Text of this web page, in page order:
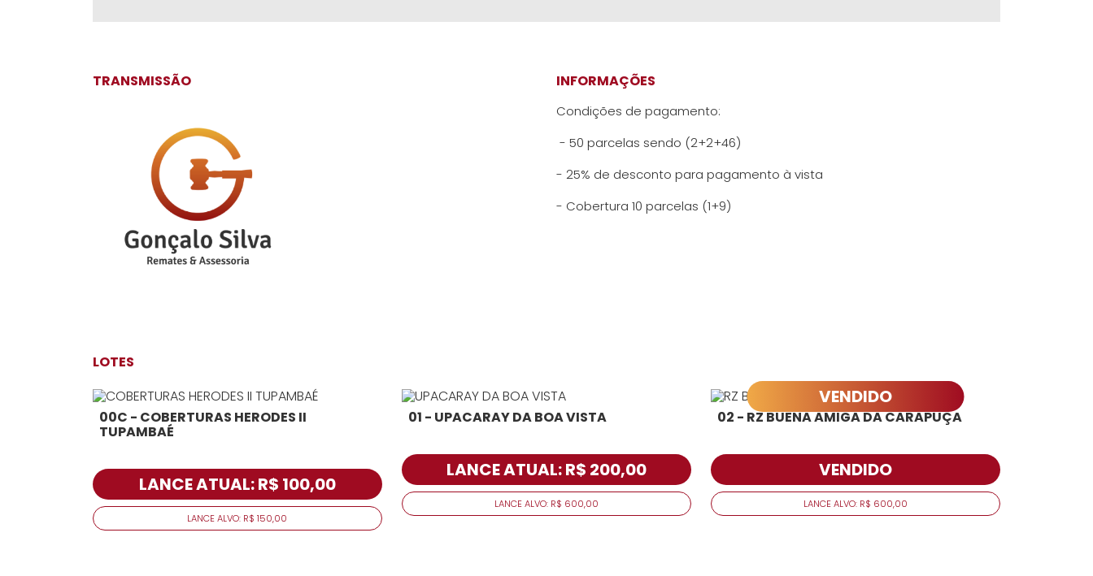
TRANSMISSÃO INFORMAÇÕES
Condições de pagamento:
- 50 parcelas sendo (2+2+46)
- 25% de desconto para pagamento à vista
- Cobertura 10 parcelas (1+9)
LOTES
00C - COBERTURAS HERODES II
TUPAMBAÉ
LANCE ATUAL: R$ 100,00
LANCE ALVO: R$ 150,00
01 - UPACARAY DA BOA VISTA
LANCE ATUAL: R$ 200,00
LANCE ALVO: R$ 600,00
VENDIDO
02 - RZ BUENA AMIGA DA CARAPUÇA
VENDIDO
LANCE ALVO: R$ 600,00